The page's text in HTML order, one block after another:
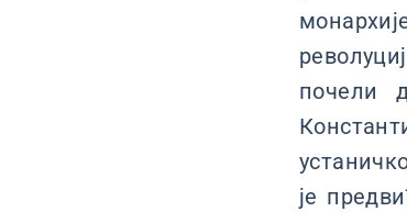
почели
је